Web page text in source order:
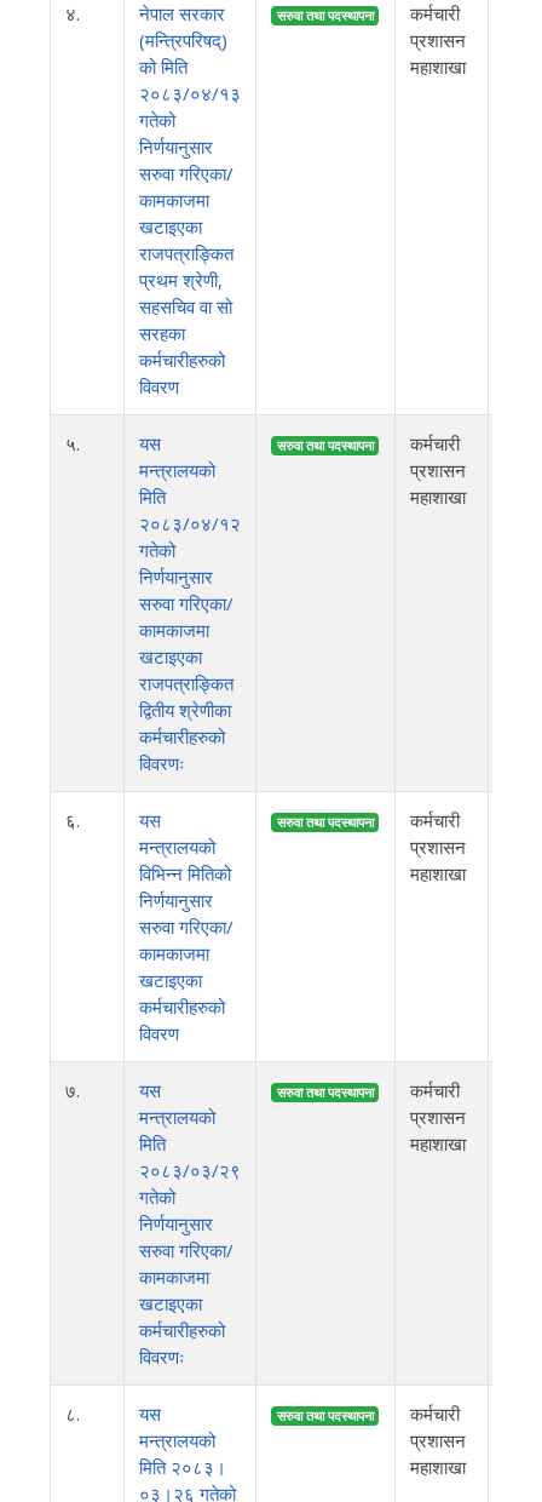
४.
नेपाल सरकार
(मन्त्रिपरिषद्)
को मिति
२०८३/०४/१३
गतेको
निर्णयानुसार
सरुवा गरिएका/
कामकाजमा
खटाइएका
राजपत्राङ्कित
प्रथम श्रेणी,
सहसचिव वा सो
सरहका
कर्मचारीहरुको
विवरण
सरुवा तथा पदस्थापना
कर्मचारी
प्रशासन
महाशाखा
५.
यस
मन्त्रालयको
मिति
२०८३/०४/१२
गतेको
निर्णयानुसार
सरुवा गरिएका/
कामकाजमा
खटाइएका
राजपत्राङ्कित
द्वितीय श्रेणीका
कर्मचारीहरुको
विवरणः
सरुवा तथा पदस्थापना
कर्मचारी
प्रशासन
महाशाखा
६.
यस
मन्त्रालयको
विभिन्न मितिको
निर्णयानुसार
सरुवा गरिएका/
कामकाजमा
खटाइएका
कर्मचारीहरुको
विवरण
सरुवा तथा पदस्थापना
कर्मचारी
प्रशासन
महाशाखा
७.
यस
मन्त्रालयको
मिति
२०८३/०३/२९
गतेको
निर्णयानुसार
सरुवा गरिएका/
कामकाजमा
खटाइएका
कर्मचारीहरुको
विवरणः
सरुवा तथा पदस्थापना
कर्मचारी
प्रशासन
महाशाखा
८.
यस
मन्त्रालयको
मिति २०८३।
०३।२६ गतेको
सरुवा तथा पदस्थापना
कर्मचारी
प्रशासन
महाशाखा